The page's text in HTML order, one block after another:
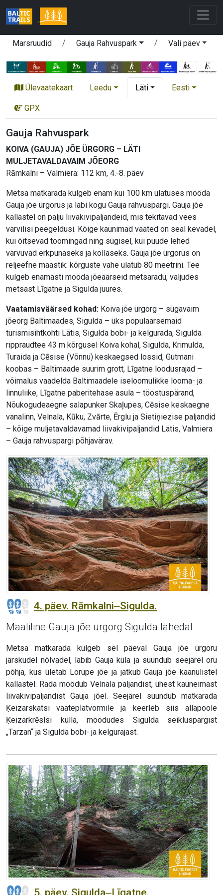
Marsruudid Gauja Rahvuspark Vali päev
Ülevaatekaart Leedu Läti Eesti
GPX
Gauja Rahvuspark
KOIVA (GAUJA) JÕE ÜRGORG – LÄTI
MULJETAVALDAVAIM JÕEORG
Rāmkalni – Valmiera: 112 km, 4.-8. päev
Metsa matkarada kulgeb enam kui 100 km ulatuses mööda
Gauja jõe ürgorus ja läbi kogu Gauja rahvuspargi. Gauja jõe
kallastel on palju liivakivipaljandeid, mis tekitavad vees
värvilisi peegeldusi. Kõige kaunimad vaated on seal kevadel,
kui õitsevad toomingad ning sügisel, kui puude lehed
värvuvad erkpunaseks ja kollaseks. Gauja jõe ürgorus on
reljeefne maastik: kõrguste vahe ulatub 80 meetrini. Tee
kulgeb enamasti mööda jõeäärseid metsaradu, väljudes
metsast Līgatne ja Sigulda juures.
Vaatamisväärsed kohad: Koiva jõe ürgorg – sügavaim
jõeorg Baltimaades, Sigulda – üks populaarsemaid
turismisihtkohti Lätis, Sigulda bobi- ja kelgurada, Sigulda
rippraudtee 43 m kõrgusel Koiva kohal, Sigulda, Krimulda,
Turaida ja Cēsise (Võnnu) keskaegsed lossid, Gutmani
koobas – Baltimaade suurim grott, Līgatne loodusrajad –
võimalus vaadelda Baltimaadele iseloomulikke looma- ja
linnuliike, Līgatne paberitehase asula – tööstuspärand,
Nõukogudeaegne salapunker Skaļupes, Cēsise keskaegne
vanalinn, Velnala, Kūku, Zvārte, Ērglu ja Sietiņiezise paljandid
– kõige muljetavaldavamad liivakivipaljandid Lätis, Valmiera
– Gauja rahvuspargi põhjavärav.
4. päev. Rāmkalni‒Sigulda.
Maaliline Gauja jõe ürgorg Sigulda lähedal
Metsa matkarada kulgeb sel päeval Gauja jõe ürgoru
järskudel nõlvadel, läbib Gauja küla ja suundub seejärel oru
põhja, kus ületab Lorupe jõe ja jätkub Gauja jõe käänulistel
kallastel. Rada möödub Velnala paljandist, ühest kauneimast
liivakivipaljandist Gauja jõel. Seejärel suundub matkarada
Ķeizarskatsi vaateplatvormile ja keerleb siis allapoole
Ķeizarkrēslsi külla, möödudes Sigulda seikluspargist
„Tarzan“ ja Sigulda bobi- ja kelgurajast.
5. päev. Sigulda‒Līgatne.